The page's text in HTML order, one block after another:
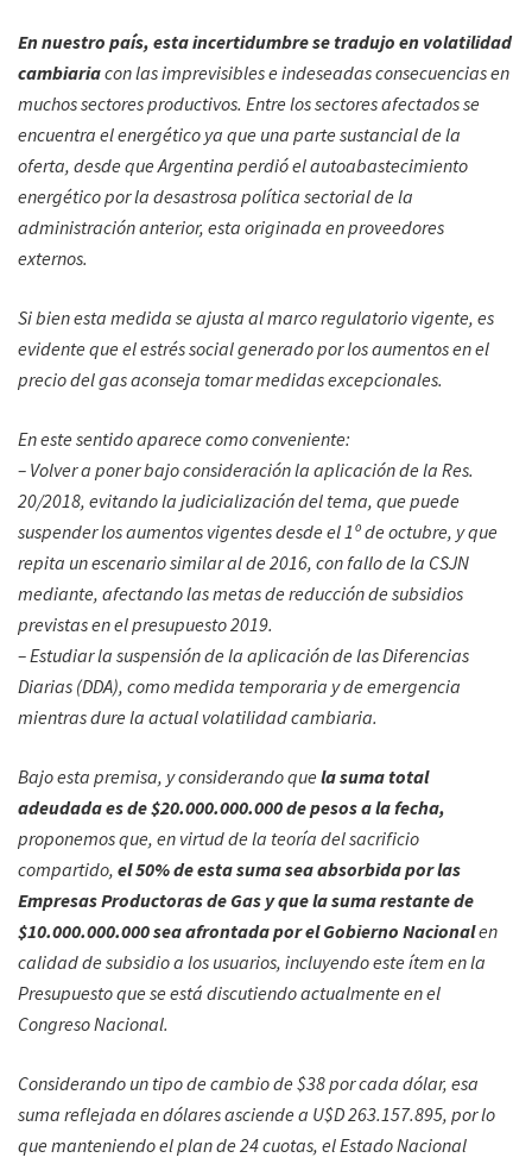
En nuestro país, esta incertidumbre se tradujo en volatilidad
cambiariacon las imprevisibles e indeseadas consecuencias en
muchos sectores productivos. Entre los sectores afectados se
encuentra el energético ya que una parte sustancial de la
oferta, desde que Argentina perdió el autoabastecimiento
energético por la desastrosa política sectorial de la
administración anterior, esta originada en proveedores
externos.
Si bien esta medida se ajusta al marco regulatorio vigente, es
evidente que el estrés social generado por los aumentos en el
precio del gas aconseja tomar medidas excepcionales.
En este sentido aparece como conveniente:
– Volver a poner bajo consideración la aplicación de la Res.
20/2018, evitando la judicialización del tema, que puede
suspender los aumentos vigentes desde el 1º de octubre, y que
repita un escenario similar al de 2016, con fallo de la CSJN
mediante, afectando las metas de reducción de subsidios
previstas en el presupuesto 2019.
– Estudiar la suspensión de la aplicación de las Diferencias
Diarias (DDA), como medida temporaria y de emergencia
mientras dure la actual volatilidad cambiaria.
Bajo esta premisa, y considerando que la suma total
adeudada es de $20.000.000.000 de pesos a la fecha,
proponemos que, en virtud de la teoría del sacrificio
compartido, el 50% de esta suma sea absorbida por las
Empresas Productoras de Gas y que la suma restante de
$10.000.000.000 sea afrontada por el Gobierno Nacionalen
calidad de subsidio a los usuarios, incluyendo este ítem en la
Presupuesto que se está discutiendo actualmente en el
Congreso Nacional.
Considerando un tipo de cambio de $38 por cada dólar, esa
suma reflejada en dólares asciende a U$D 263.157.895, por lo
que manteniendo el plan de 24 cuotas, el Estado Nacional